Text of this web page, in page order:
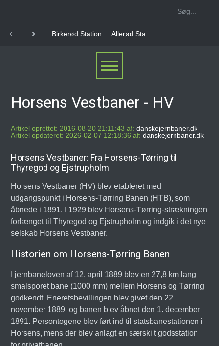
Station Allerød Station Favrholm Station
Horsens Vestbaner - HV
Artikel oprettet: 2016-08-20 21:11:43 af: danskejernbaner.dk
Artikel opdateret: 2026-02-07 12:18:36 af: danskejernbaner.dk
Horsens Vestbaner: Fra Horsens-Tørring til
Thyregod og Ejstrupholm
Horsens Vestbaner (HV) blev etableret med
udgangspunkt i Horsens-Tørring Banen (HTB), som
åbnede i 1891. I 1929 blev Horsens-Tørring-strækningen
forlænget til Thyregod og Ejstrupholm og indgik i det nye
selskab Horsens Vestbaner.
Historien om Horsens-Tørring Banen
I jernbaneloven af 12. april 1889 blev en 27,8 km lang
smalsporet bane (1000 mm) mellem Horsens og Tørring
godkendt. Eneretsbevillingen blev givet den 22.
november 1889, og banen blev åbnet den 1. december
1891. Persontogene blev ført ind til statsbanestationen i
Horsens, mens der blev anlagt en særskilt godsstation